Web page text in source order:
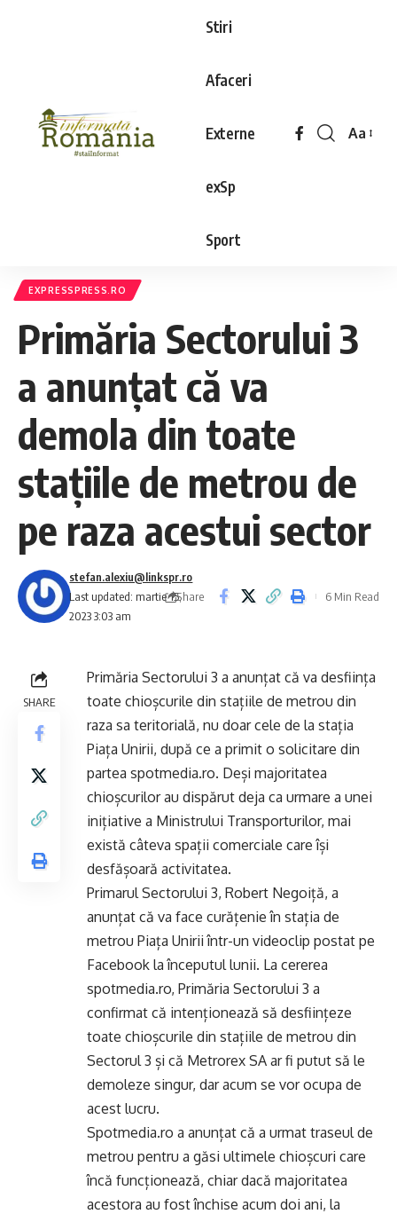
Stiri
Afaceri
Externe
exSp
Sport
Aa
EXPRESSPRESS.RO
Primăria Sectorului 3
a anunțat că va
demola din toate
stațiile de metrou de
pe raza acestui sector
Last updated: martie 15,
2023 3:03 am
stefan.alexiu@linkspr.ro
Share
6 Min Read
SHARE
Primăria Sectorului 3 a anunțat că va desființa
toate chioșcurile din stațiile de metrou din
raza sa teritorială, nu doar cele de la stația
Piața Unirii, după ce a primit o solicitare din
partea spotmedia.ro. Deși majoritatea
chioșcurilor au dispărut deja ca urmare a unei
inițiative a Ministrului Transporturilor, mai
există câteva spații comerciale care își
desfășoară activitatea.
Primarul Sectorului 3, Robert Negoiță, a
anunțat că va face curățenie în stația de
metrou Piața Unirii într-un videoclip postat pe
Facebook la începutul lunii. La cererea
spotmedia.ro, Primăria Sectorului 3 a
confirmat că intenționează să desființeze
toate chioșcurile din stațiile de metrou din
Sectorul 3 și că Metrorex SA ar fi putut să le
demoleze singur, dar acum se vor ocupa de
acest lucru.
Spotmedia.ro a anunțat că a urmat traseul de
metrou pentru a găsi ultimele chioșcuri care
încă funcționează, chiar dacă majoritatea
acestora au fost închise acum doi ani, la